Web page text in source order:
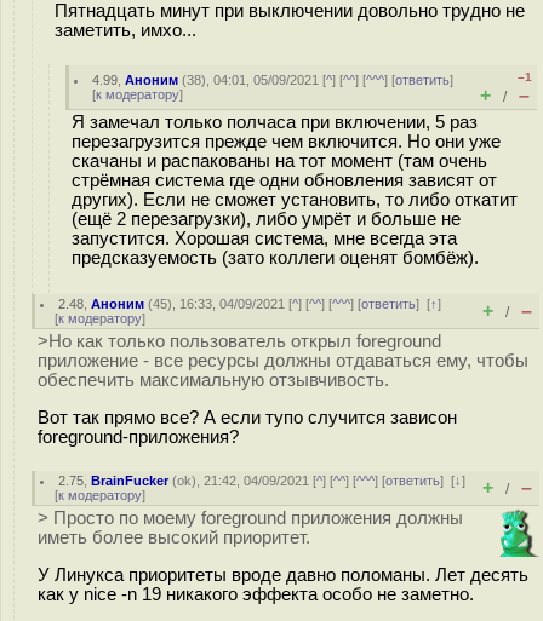
Пятнадцать минут при выключении довольно трудно не
заметить, имхо...
4.99 ,Аноним (38), 04:01, 05/09/2021 [^] [^^] [^^^] [ответить]
[к модератору]
–1
+ / –
Я замечал только полчаса при включении, 5 раз
перезагрузится прежде чем включится. Но они уже
скачаны и распакованы на тот момент (там очень
стрёмная система где одни обновления зависят от
других). Если не сможет установить, то либо откатит
(ещё 2 перезагрузки), либо умрёт и больше не
запустится. Хорошая система, мне всегда эта
предсказуемость (зато коллеги оценят бомбёж).
2.48 ,Аноним (45), 16:33, 04/09/2021 [^] [^^] [^^^] [ответить][↑]
[к модератору] + / –
>Но как только пользователь открыл foreground
приложение - все ресурсы должны отдаваться ему, чтобы
обеспечить максимальную отзывчивость.
Вот так прямо все? А если тупо случится зависон
foreground-приложения?
2.75 ,BrainFucker(ok), 21:42, 04/09/2021 [^] [^^] [^^^] [ответить][↓]
[к модератору] + / –
> Просто по моему foreground приложения должны
иметь более высокий приоритет.
У Линукса приоритеты вроде давно поломаны. Лет десять
как у nice -n 19 никакого эффекта особо не заметно.